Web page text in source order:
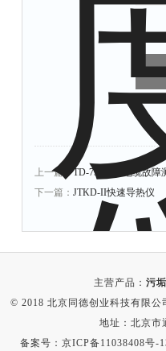
上一篇：TD-750电力电缆故障
下一篇： JTKD-II快速导热仪
主营产品： 污
© 2018 北京同德创业科技有限
地址：北京市
备案号： 京ICP备11038408号-